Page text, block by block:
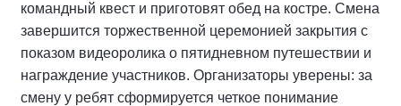
командный квест и приготовят обед на костре. Смена
завершится торжественной церемонией закрытия с
показом видеоролика о пятидневном путешествии и
награждение участников. Организаторы уверены: за
смену у ребят сформируется четкое понимание